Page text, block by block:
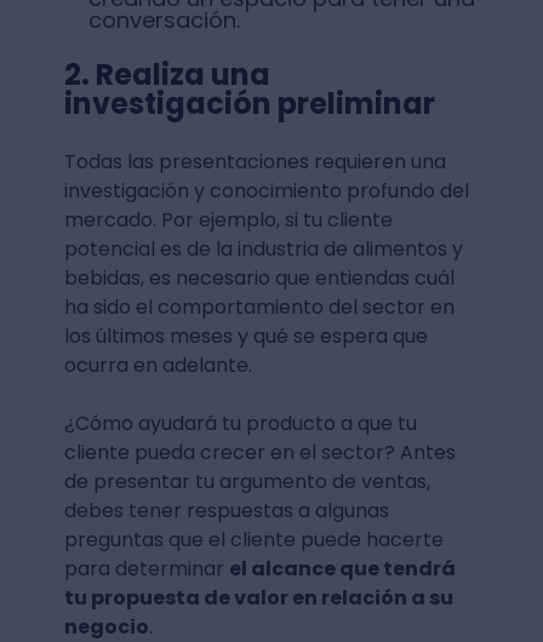
conversación.
2. Realiza una
investigación preliminar
Todas las presentaciones requieren una
investigación y conocimiento profundo del
mercado. Por ejemplo, si tu cliente
potencial es de la industria de alimentos y
bebidas, es necesario que entiendas cuál
ha sido el comportamiento del sector en
los últimos meses y qué se espera que
ocurra en adelante.
¿Cómo ayudará tu producto a que tu
cliente pueda crecer en el sector? Antes
de presentar tu argumento de ventas,
debes tener respuestas a algunas
preguntas que el cliente puede hacerte
para determinar el alcance que tendrá
tu propuesta de valor en relación a su
negocio.